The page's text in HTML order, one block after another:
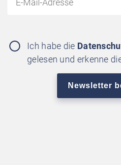
Ich habe die
gelesen und erkenne